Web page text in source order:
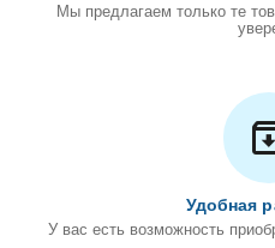
Мы предлагаем только те
Удобная
У вас есть возможность